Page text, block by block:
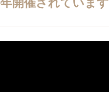
開催されています